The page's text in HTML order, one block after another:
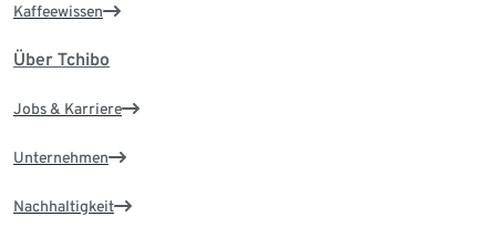
Kaffeewissen
Über Tchibo
Jobs & Karriere
Unternehmen
Nachhaltigkeit